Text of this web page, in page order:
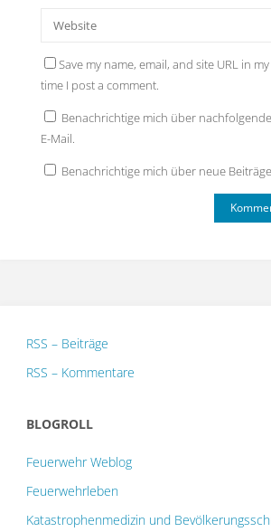
Save my name, email, and site URL in
time I post a comment.
Benachrichtige mich über
E-Mail.
Benachrichtige mich über neue
RSS – Beiträge
RSS – Kommentare
BLOGROLL
Feuerwehr Weblog
Feuerwehrleben
Katastrophenmedizin und